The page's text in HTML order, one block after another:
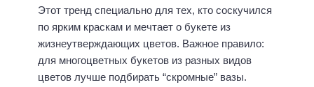
Этот тренд специально для тех, кто соскучился
по ярким краскам и мечтает о букете из
жизнеутверждающих цветов. Важное правило:
для многоцветных букетов из разных видов
цветов лучше подбирать “скромные” вазы.